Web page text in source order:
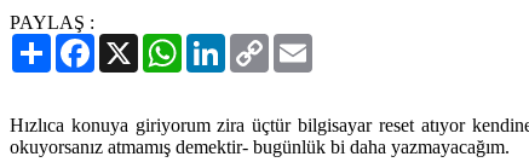
PAYLAŞ :
PaylaşFacebook
X WhatsAppLinkedIn
Copy
Link
Hızlıca konuya giriyorum zira üçtür bilgisayar reset atıyor
okuyorsanız atmamış demektir- bugünlük bi daha yazmayacağım.